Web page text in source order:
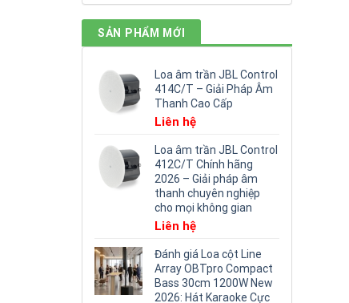
SẢN PHẨM MỚI
Loa âm trần JBL Control
414C/T – Giải Pháp Âm
Thanh Cao Cấp
Liên hệ
Loa âm trần JBL Control
412C/T Chính hãng
2026 – Giải pháp âm
thanh chuyên nghiệp
cho mọi không gian
Liên hệ
Đánh giá Loa cột Line
Array OBTpro Compact
Bass 30cm 1200W New
2026: Hát Karaoke Cực